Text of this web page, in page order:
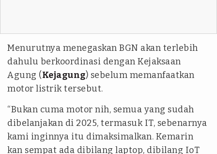
Menurutnya menegaskan BGN akan terlebih
dahulu berkoordinasi dengan Kejaksaan
Agung (Kejagung) sebelum memanfaatkan
motor listrik tersebut.
“Bukan cuma motor nih, semua yang sudah
dibelanjakan di 2025, termasuk IT, sebenarnya
kami inginnya itu dimaksimalkan. Kemarin
kan sempat ada dibilang laptop, dibilang IoT